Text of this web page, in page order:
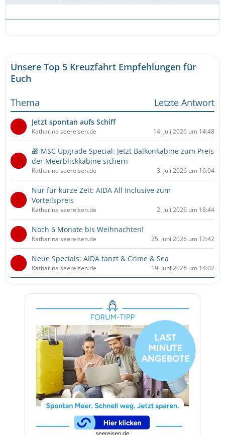
Unsere Top 5 Kreuzfahrt Empfehlungen für
Euch
Thema
Letzte Antwort
Jetzt spontan aufs Schiff
Katharina seereisen.de 14. Juli 2026 um 14:48
🎁 MSC Upgrade Special: Jetzt Balkonkabine zum Preis
der Meerblickkabine sichern
Katharina seereisen.de 3. Juli 2026 um 16:04
Nur für kurze Zeit: AIDA All Inclusive zum
Vorteilspreis
Katharina seereisen.de 2. Juli 2026 um 18:44
Noch 6 Monate bis Weihnachten!
Katharina seereisen.de 25. Juni 2026 um 12:42
Neue Specials: AIDA tanzt & Crime & Sea
Katharina seereisen.de 19. Juni 2026 um 14:02